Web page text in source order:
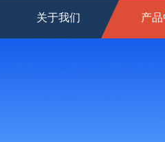
关于我们 产